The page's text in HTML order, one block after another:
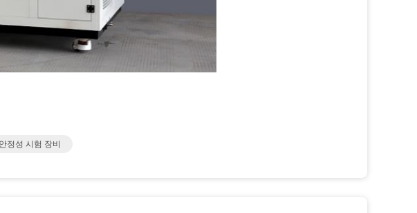
안정성 시험 장비